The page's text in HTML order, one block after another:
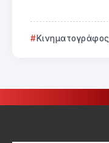
Κινηματογράφος